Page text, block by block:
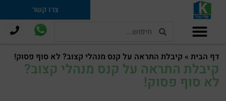
צרו קשר
דף הבית » קיבלת התראה על קנס מנהלי קצוב? לא סוף פסוק!
קיבלת התראה על קנס מנהלי קצוב?
לא סוף פסוק!